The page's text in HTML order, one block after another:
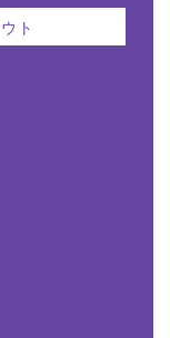
ト